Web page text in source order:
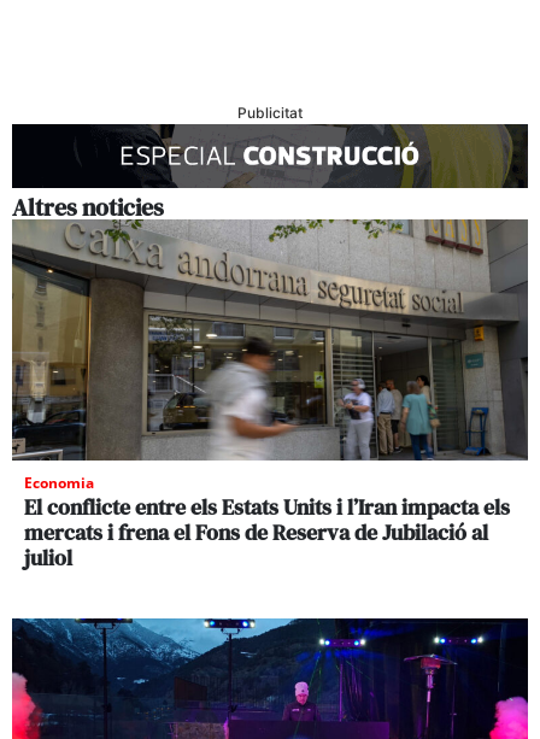
Publicitat
Altres noticies
Economia
El conflicte entre els Estats Units i l’Iran impacta els
mercats i frena el Fons de Reserva de Jubilació al
juliol